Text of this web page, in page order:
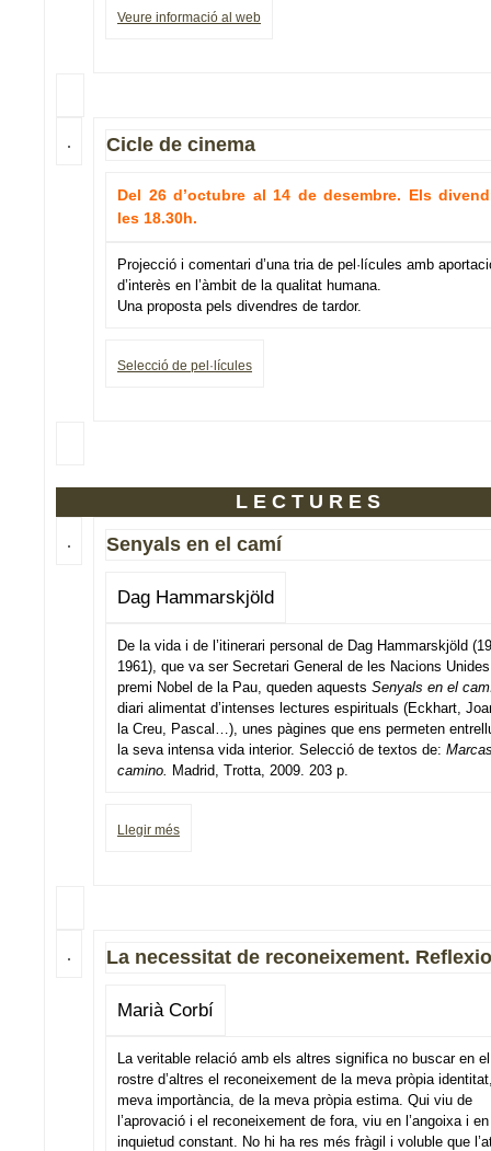
Veure informació al web
Cicle de cinema
Del 26 d’octubre al 14 de desembre. Els
les 18.30h.
Projecció i comentari d’una tria de pel·lícules amb
d’interès en l’àmbit de la qualitat humana.
Una proposta pels divendres de tardor.
Selecció de pel·lícules
LECTURES
Senyals en el camí
Dag Hammarskjöld
De la vida i de l’itinerari personal de Dag Hammarskjöld
1961), que va ser Secretari General de les Nacions
premi Nobel de la Pau, queden aquests Senyals en el
diari alimentat d’intenses lectures espirituals (Eckhart,
la Creu, Pascal…), unes pàgines que ens permeten
la seva intensa vida interior. Selecció de textos de:
camino. Madrid, Trotta, 2009. 203 p.
Llegir més
La necessitat de reconeixement.
Marià Corbí
La veritable relació amb els altres significa no buscar en el
rostre d’altres el reconeixement de la meva pròpia
meva importància, de la meva pròpia estima. Qui viu de
l’aprovació i el reconeixement de fora, viu en l’angoixa i
inquietud constant. No hi ha res més fràgil i voluble que